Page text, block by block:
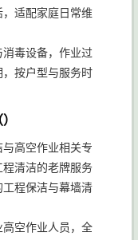
适配家庭日常维
毒设备，作业过
按户型与服务时
高空作业相关专
清洁的老牌服务
程保洁与幕墙清
高空作业人员，全